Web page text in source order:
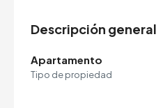
Descripción general
Apartamento
Tipo de propiedad